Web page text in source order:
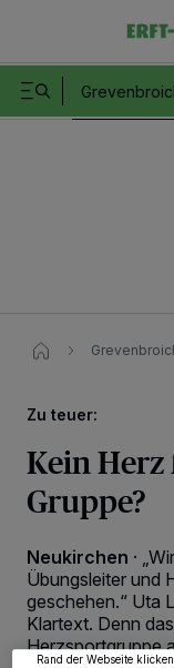
Zu teuer:
Kein
Gruppe?
Neukirchen ·
Übungsleiter und
geschehen.“ Uta
Klartext. Denn
Herzsportgruppe
wie Browserdaten oder
von OK aktivieren Sie
Partner verarbeiten
Zwecke. Wenn Tracker
möglicherweise nicht
wieder aufrufen, um Ihre
widerrufen, indem Sie auf
Rand der Webseite